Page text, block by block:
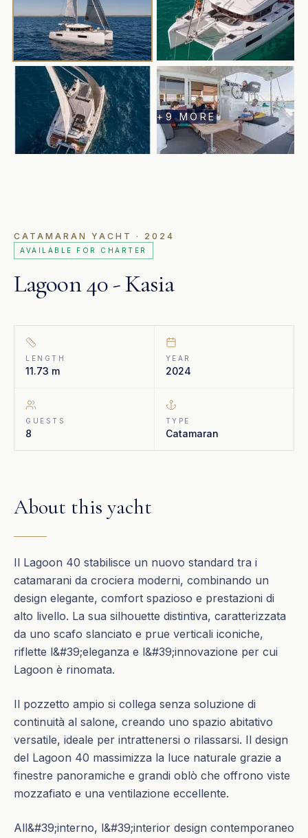
+ 9MORE
CATAMARAN YACHT · 2024
AVAILABLE FOR CHARTER
Lagoon 40 - Kasia
LENGTH
11.73 m
YEAR
2024
GUESTS
8
TYPE
Catamaran
About this yacht
Il Lagoon 40 stabilisce un nuovo standard tra i
catamarani da crociera moderni, combinando un
design elegante, comfort spazioso e prestazioni di
alto livello. La sua silhouette distintiva, caratterizzata
da uno scafo slanciato e prue verticali iconiche,
riflette l&#39;eleganza e l&#39;innovazione per cui
Lagoon è rinomata.
Il pozzetto ampio si collega senza soluzione di
continuità al salone, creando uno spazio abitativo
versatile, ideale per intrattenersi o rilassarsi. Il design
del Lagoon 40 massimizza la luce naturale grazie a
finestre panoramiche e grandi oblò che offrono viste
mozzafiato e una ventilazione eccellente.
All&#39;interno, l&#39;interior design contemporaneo